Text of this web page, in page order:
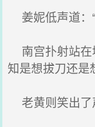
姜妮低声道：
南宫扑射站在
知是想拔刀还是
老黄则笑出了